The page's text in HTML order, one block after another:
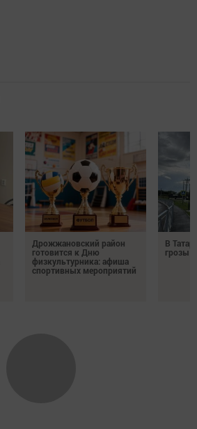
Дрожжановский район
готовится к Дню
физкультурника: афиша
спортивных мероприятий
В
грозы